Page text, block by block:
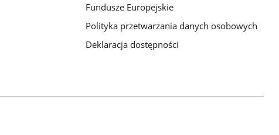
Fundusze Europejskie
Polityka przetwarzania danych osobowych
Deklaracja dostępności